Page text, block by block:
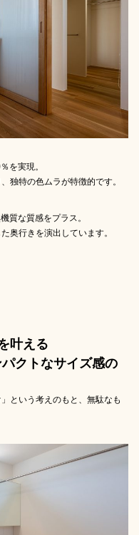
を実現。
独特の色ムラが特徴的です。
質な質感をプラス。
奥行きを演出しています。
叶える
クトなサイズ感の
という考えのもと、無駄なも